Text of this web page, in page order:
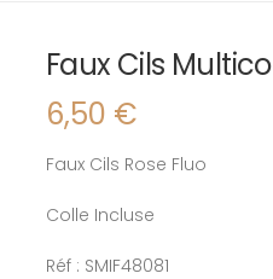
Faux Cils
6,50 €
Faux Cils Rose Fluo
Colle Incluse
Réf : SMIF48081